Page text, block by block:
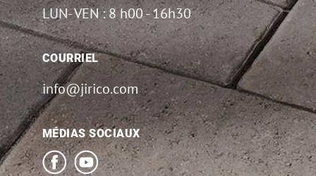
LUN- VEN : 8 h00 - 16h30
COURRIEL
info@jirico.com
MÉDIAS SOCIAUX